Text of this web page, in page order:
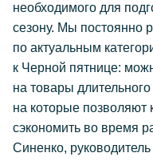
необходимого для
сезону. Мы постоянно
по актуальным
к Черной пятнице:
на товары
на которые позволяют
сэкономить во время
Синенко,